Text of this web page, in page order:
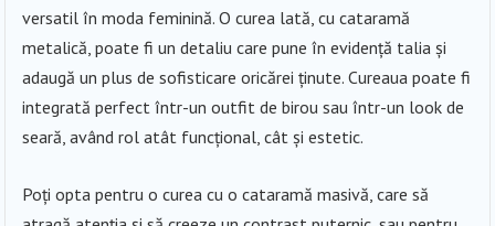
versatil în moda feminină. O curea lată, cu cataramă
metalică, poate fi un detaliu care pune în evidență talia și
adaugă un plus de sofisticare oricărei ținute. Cureaua poate fi
integrată perfect într-un outfit de birou sau într-un look de
seară, având rol atât funcțional, cât și estetic.
Poți opta pentru o curea cu o cataramă masivă, care să